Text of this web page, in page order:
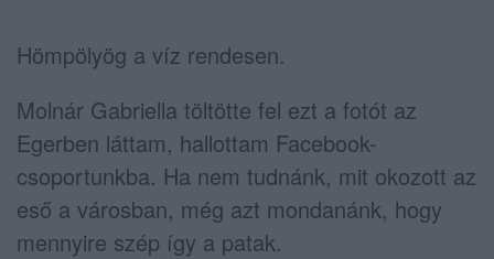
Hömpölyög a víz rendesen.
Molnár Gabriella töltötte fel ezt a fotót az
Egerben láttam, hallottam Facebook-
csoportunkba. Ha nem tudnánk, mit okozott az
eső a városban, még azt mondanánk, hogy
mennyire szép így a patak.